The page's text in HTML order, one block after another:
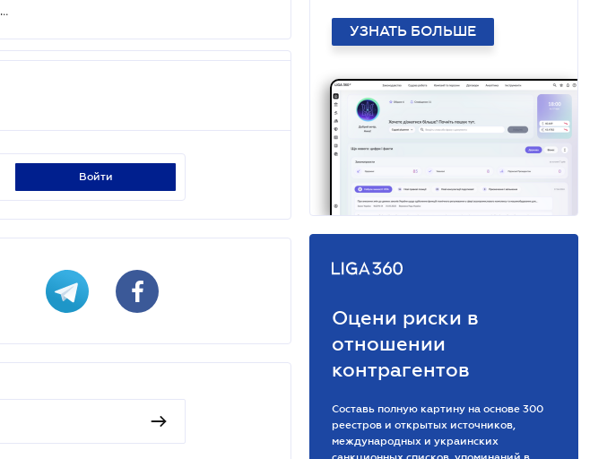
Самовольное использование земли может принести вместо прибыли значительные убытки
войти
УЗНАТЬ БОЛЬШЕ
Оцени риски в
отношении
контрагентов
Составь полную картину на основе 300
реестров и открытых источников,
международных и украинских